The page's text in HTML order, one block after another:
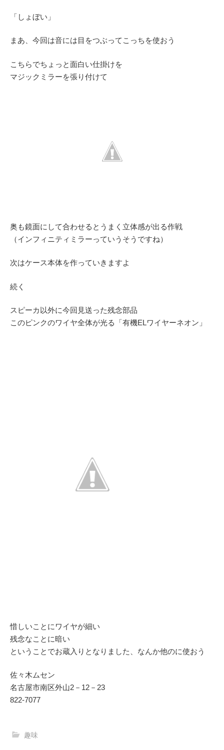
「しょぼい」
まあ、今回は音には目をつぶってこっちを使おう
こちらでちょっと面白い仕掛けを
マジックミラーを張り付けて
奥も鏡面にして合わせるとうまく立体感が出る作戦
（インフィニティミラーっていうそうですね）
次はケース本体を作っていきますよ
続く
スピーカ以外に今回見送った残念部品
このピンクのワイヤ全体が光る「有機ELワイヤーネオン」
惜しいことにワイヤが細い
残念なことに暗い
ということでお蔵入りとなりました、なんか他のに使おう
佐々木ムセン
名古屋市南区外山2－12－23
822-7077
趣味